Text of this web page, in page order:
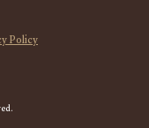
Policy